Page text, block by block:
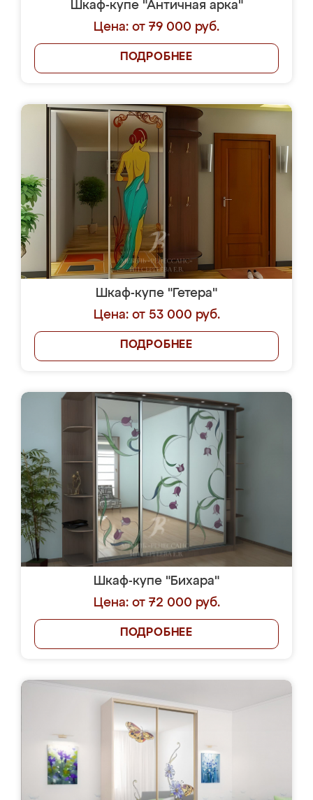
Шкаф-купе "Античная арка"
Цена: от 79 000 руб.
ПОДРОБНЕЕ
Шкаф-купе "Гетера"
Цена: от 53 000 руб.
ПОДРОБНЕЕ
Шкаф-купе "Бихара"
Цена: от 72 000 руб.
ПОДРОБНЕЕ